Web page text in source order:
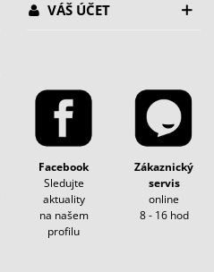
VÁŠ ÚČET
Facebook
Sledujte
aktuality
na našem
profilu
Zákaznický
servis
online
8 - 16 hod